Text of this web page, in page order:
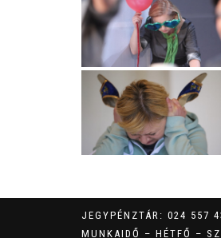
JEGYPÉNZTÁR: 024 557
MUNKAIDŐ – HÉTFŐ –